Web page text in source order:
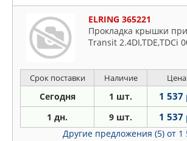
ELRING 365221
Прокладка крышки
Transit 2.4DI,TDE,TDCi
Срок поставки Наличие Цена
Сегодня 1 шт. 1 537
1 дн. 9 шт. 1 537
Другие предложения (5) от 1